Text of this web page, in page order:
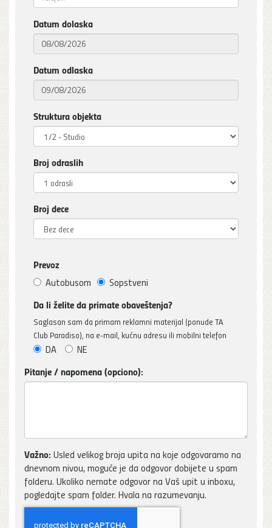
Datum dolaska
Datum odlaska
Struktura objekta
Broj odraslih
Broj dece
Prevoz
Autobusom Sopstveni
Da li želite da primate obaveštenja?
Saglasan sam da primam reklamni materijal (ponude TA
Club Paradiso), na e-mail, kućnu adresu ili mobilni telefon
DA NE
Pitanje / napomena (opciono):
Važno: Usled velikog broja upita na koje odgovaramo na
dnevnom nivou, moguće je da odgovor dobijete u spam
folderu. Ukoliko nemate odgovor na Vaš upit u inboxu,
pogledajte spam folder. Hvala na razumevanju.